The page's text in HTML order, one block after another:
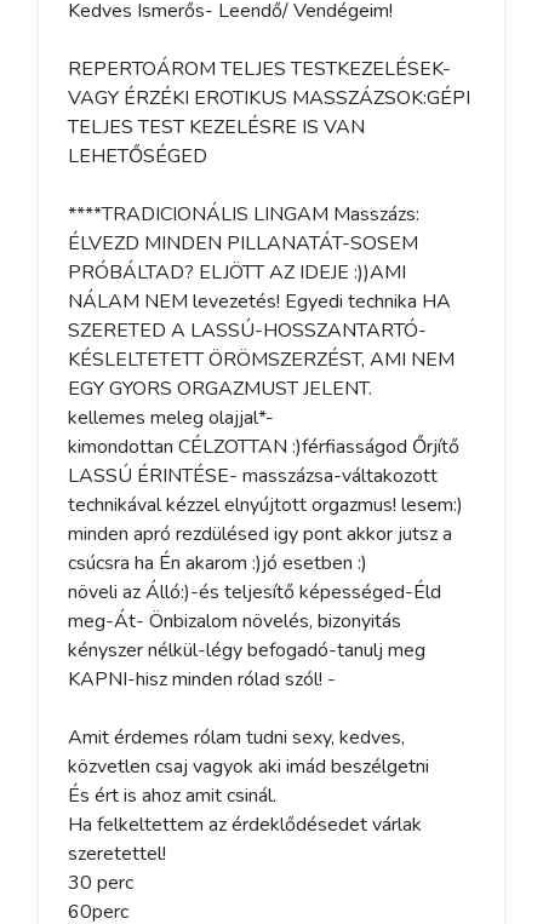
Kedves Ismerős- Leendő/ Vendégeim!
REPERTOÁROM TELJES TESTKEZELÉSEK-
VAGY ÉRZÉKI EROTIKUS MASSZÁZSOK:GÉPI
TELJES TEST KEZELÉSRE IS VAN
LEHETŐSÉGED
****TRADICIONÁLIS LINGAM Masszázs:
ÉLVEZD MINDEN PILLANATÁT-SOSEM
PRÓBÁLTAD? ELJÖTT AZ IDEJE :))AMI
NÁLAM NEM levezetés! Egyedi technika HA
SZERETED A LASSÚ-HOSSZANTARTÓ-
KÉSLELTETETT ÖRÖMSZERZÉST, AMI NEM
EGY GYORS ORGAZMUST JELENT.
kellemes meleg olajjal*-
kimondottan CÉLZOTTAN :)férfiasságod Őrjítő
LASSÚ ÉRINTÉSE- masszázsa-váltakozott
technikával kézzel elnyújtott orgazmus! lesem:)
minden apró rezdülésed igy pont akkor jutsz a
csúcsra ha Én akarom :)jó esetben :)
növeli az Álló:)-és teljesítő képességed-Éld
meg-Át- Önbizalom növelés, bizonyitás
kényszer nélkül-légy befogadó-tanulj meg
KAPNI-hisz minden rólad szól! -
Amit érdemes rólam tudni sexy, kedves,
közvetlen csaj vagyok aki imád beszélgetni
És ért is ahoz amit csinál.
Ha felkeltettem az érdeklődésedet várlak
szeretettel!
30 perc
60perc